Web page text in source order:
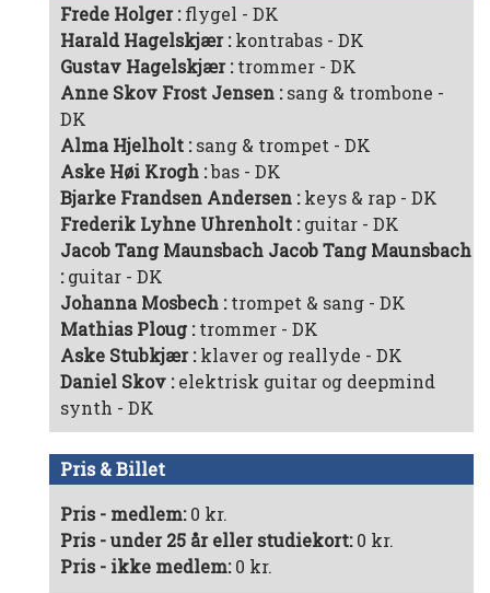
Frede Holger flygel - DK
Harald Hagelskjær kontrabas - DK
Gustav Hagelskjær trommer - DK
Anne Skov Frost Jensen sang & trombone -
DK
Alma Hjelholt sang & trompet - DK
Aske Høi Krogh bas - DK
Bjarke Frandsen Andersen keys & rap - DK
Frederik Lyhne Uhrenholt guitar - DK
Jacob Tang Maunsbach Jacob Tang Maunsbach
guitar - DK
Johanna Mosbech trompet & sang - DK
Mathias Ploug trommer - DK
Aske Stubkjær klaver og reallyde - DK
Daniel Skov elektrisk guitar og deepmind
synth - DK
Pris & Billet
Pris - medlem:0 kr.
Pris - under 25 år eller studiekort:0 kr.
Pris - ikke medlem:0 kr.